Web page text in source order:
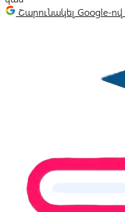
Շարունակել Google-ով